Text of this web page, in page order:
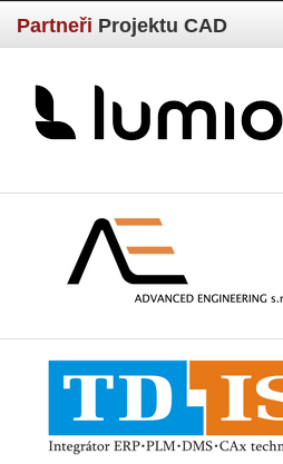
Partneři Projektu CAD